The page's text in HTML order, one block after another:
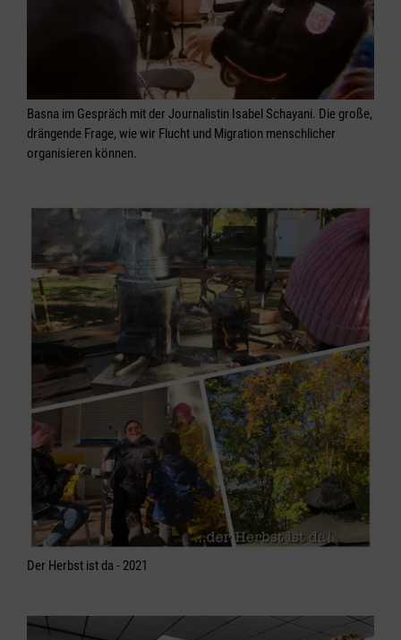
Basna im Gespräch mit der Journalistin Isabel Schayani. Die große,
drängende Frage, wie wir Flucht und Migration menschlicher
organisieren können.
Der Herbst ist da - 2021